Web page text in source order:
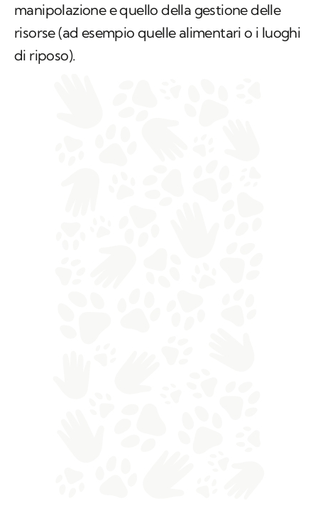
manipolazione e quello della gestione delle
risorse (ad esempio quelle alimentari o i luoghi
di riposo).